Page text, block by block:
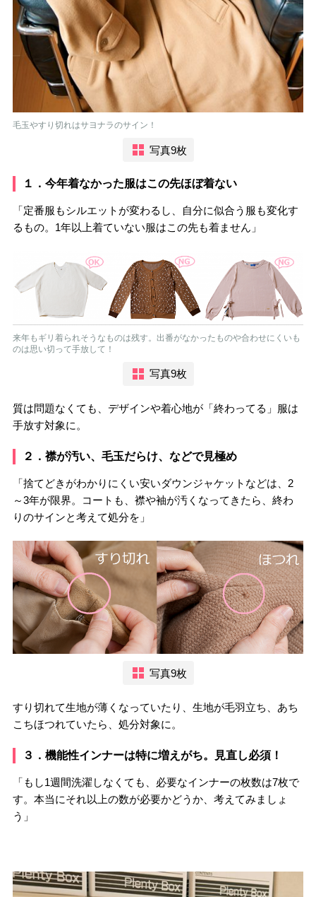
毛玉やすり切れはサヨナラのサイン！
写真9枚
１．今年着なかった服はこの先ほぼ着ない
「定番服もシルエットが変わるし、自分に似合う服も変化す
るもの。1年以上着ていない服はこの先も着ません」
来年もギリ着られそうなものは残す。出番がなかったものや合わせにくいも
のは思い切って手放して！
写真9枚
質は問題なくても、デザインや着心地が「終わってる」服は
手放す対象に。
２．襟が汚い、毛玉だらけ、などで見極め
「捨てどきがわかりにくい安いダウンジャケットなどは、2
～3年が限界。コートも、襟や袖が汚くなってきたら、終わ
りのサインと考えて処分を」
写真9枚
すり切れて生地が薄くなっていたり、生地が毛羽立ち、あち
こちほつれていたら、処分対象に。
３．機能性インナーは特に増えがち。見直し必須！
「もし1週間洗濯しなくても、必要なインナーの枚数は7枚で
す。本当にそれ以上の数が必要かどうか、考えてみましょ
う」